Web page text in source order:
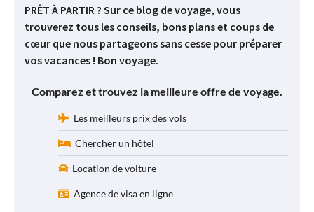
PRÊT À PARTIR ? Sur ce blog de voyage, vous
trouverez tous les conseils, bons plans et coups de
cœur que nous partageons sans cesse pour préparer
vos vacances ! Bon voyage.
Comparez et trouvez la meilleure offre de voyage.
Les meilleurs prix des vols
Chercher un hôtel
Location de voiture
Agence de visa en ligne